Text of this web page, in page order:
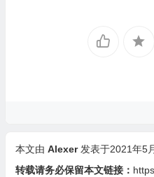
本文由 Alexer 发表于2021年5
转载请务必保留本文链接：